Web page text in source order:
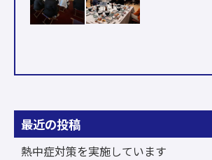
最近の投稿
熱中症対策を実施しています